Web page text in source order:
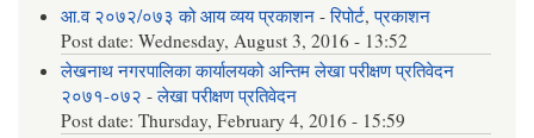
आ.व २०७२/०७३ को आय व्यय प्रकाशन-रिपोर्ट,प्रकाशन
Post date:Wednesday, August 3, 2016 - 13:52
लेखनाथ नगरपालिका कार्यालयको अन्तिम लेखा परीक्षण प्रतिवेदन
२०७१-०७२ -लेखा परीक्षण प्रतिवेदन
Post date:Thursday, February 4, 2016 - 15:59